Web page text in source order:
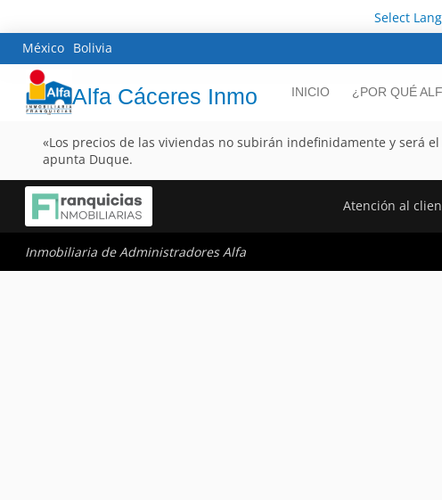
Select
México Bolivia
Alfa Cáceres Inmo INICIO ¿POR QUÉ
«Los precios de las viviendas no subirán indefinidamente y será
apunta Duque.
Atención al
Inmobiliaria de Administradores Alfa